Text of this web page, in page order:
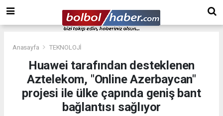
Anasayfa TEKNOLOJİ
Huawei tarafından desteklenen
Aztelekom, "Online Azerbaycan"
projesi ile ülke çapında geniş bant
bağlantısı sağlıyor